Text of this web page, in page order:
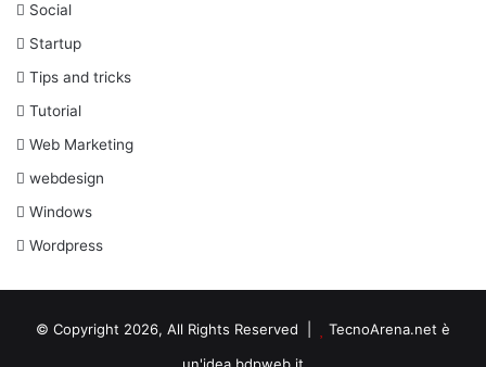
Social
Startup
Tips and tricks
Tutorial
Web Marketing
webdesign
Windows
Wordpress
© Copyright 2026, All Rights Reserved |
TecnoArena.net è